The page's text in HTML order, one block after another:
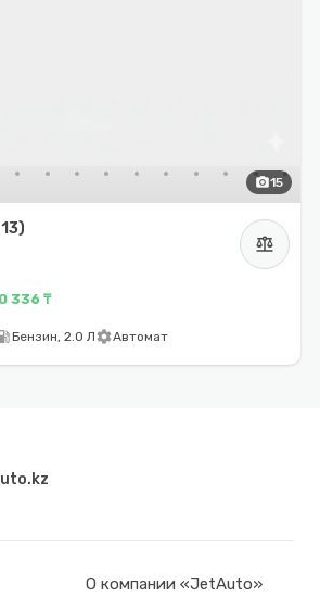
photo_camera15
balance
336 ₸
Бензин, 2.0 ЛsettingsАвтомат
О компании «JetAuto»